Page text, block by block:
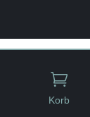

Korb